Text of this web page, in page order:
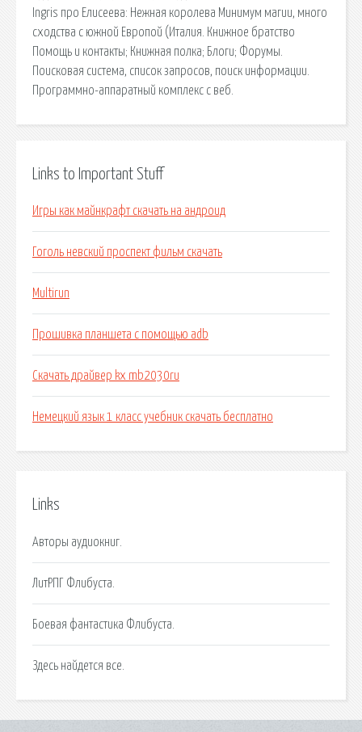
Ingris про Елисеева: Нежная королева Минимум магии, много
сходства с южной Европой (Италия. Книжное братство
Помощь и контакты; Книжная полка; Блоги; Форумы.
Поисковая сиcтема, список запросов, поиск информации.
Программно-аппаратный комплекс с веб.
Links to Important Stuff
Игры как майнкрафт скачать на андроид
Гоголь невский проспект фильм скачать
Multirun
Прошивка планшета с помощью adb
Скачать драйвер kx mb2030ru
Немецкий язык 1 класс учебник скачать бесплатно
Links
Авторы аудиокниг.
ЛитРПГ Флибуста.
Боевая фантастика Флибуста.
Здесь найдется все.